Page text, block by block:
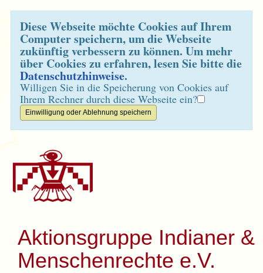
Diese Webseite möchte Cookies auf Ihrem
Computer speichern, um die Webseite
zukünftig verbessern zu können. Um mehr
über Cookies zu erfahren, lesen Sie bitte die
Datenschutzhinweise.
Willigen Sie in die Speicherung von Cookies auf
Ihrem Rechner durch diese Webseite ein?
Aktionsgruppe Indianer &
Menschenrechte e.V.